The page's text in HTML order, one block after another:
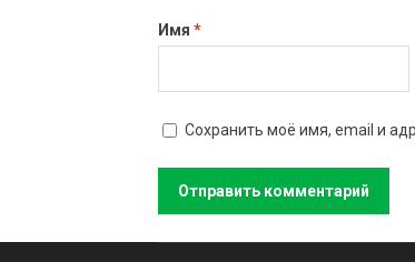
Имя *
Сохранить моё имя, email и